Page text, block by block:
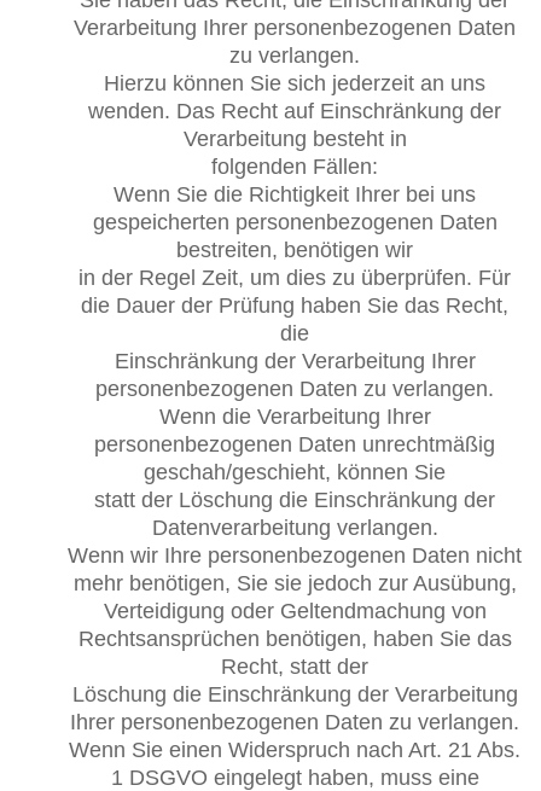
Verarbeitung Ihrer personenbezogenen Daten
zu verlangen.
Hierzu können Sie sich jederzeit an uns
wenden. Das Recht auf Einschränkung der
Verarbeitung besteht in
folgenden Fällen:
Wenn Sie die Richtigkeit Ihrer bei uns
gespeicherten personenbezogenen Daten
bestreiten, benötigen wir
in der Regel Zeit, um dies zu überprüfen. Für
die Dauer der Prüfung haben Sie das Recht,
die
Einschränkung der Verarbeitung Ihrer
personenbezogenen Daten zu verlangen.
Wenn die Verarbeitung Ihrer
personenbezogenen Daten unrechtmäßig
geschah/geschieht, können Sie
statt der Löschung die Einschränkung der
Datenverarbeitung verlangen.
Wenn wir Ihre personenbezogenen Daten nicht
mehr benötigen, Sie sie jedoch zur Ausübung,
Verteidigung oder Geltendmachung von
Rechtsansprüchen benötigen, haben Sie das
Recht, statt der
Löschung die Einschränkung der Verarbeitung
Ihrer personenbezogenen Daten zu verlangen.
Wenn Sie einen Widerspruch nach Art. 21 Abs.
1 DSGVO eingelegt haben, muss eine